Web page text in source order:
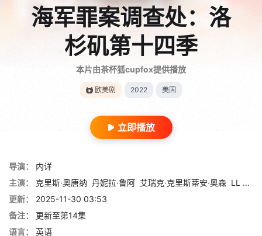
海军罪案调查处：洛
杉矶第十四季
本片由茶杯狐cupfox提供播放
欧美剧 2022 美国
立即播放
导演：
内详
主演：
克里斯·奥唐纳 丹妮拉·鲁阿 艾瑞克·克里斯蒂安·奥森 LL Cool J
更新：
2025-11-30 03:53
备注：
更新至第14集
语言：
英语